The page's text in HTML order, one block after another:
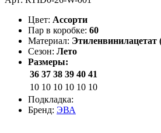
Цвет: Ассорти
Пар в коробке: 60
Материал:
Сезон: Лето
Размеры:
36 37 38 39 40 41
10 10 10 10 10 10
Подкладка:
Бренд: ЭВА